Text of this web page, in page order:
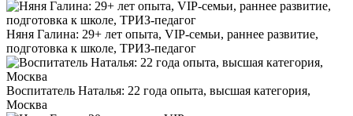
Няня Галина: 29+ лет опыта, VIP-семьи, раннее развитие,
подготовка к школе, ТРИЗ-педагог
Воспитатель Наталья: 22 года опыта, высшая категория,
Москва